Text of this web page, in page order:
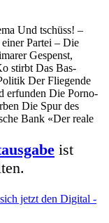
Und tschüss! –
Partei – Die
Gespenst,
stirbt Das Bas-
Der Fliegende
erfunden Die Porno-
Die Spur des
Bank «Der reale
ist
jetzt den Digital -